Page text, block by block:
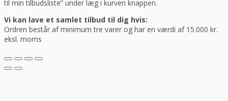
til min tilbudsliste” under læg i kurven knappen.
Vi kan lave et samlet tilbud til dig hvis:
Ordren består af minimum tre varer og har en værdi af 15.000 kr.
eksl. moms